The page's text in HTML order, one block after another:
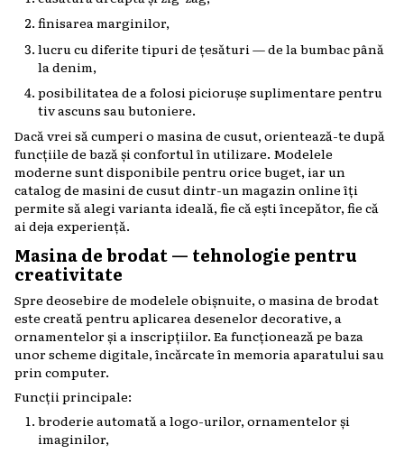
finisarea marginilor,
lucru cu diferite tipuri de țesături — de la bumbac până
la denim,
posibilitatea de a folosi piciorușe suplimentare pentru
tiv ascuns sau butoniere.
Dacă vrei să cumperi o masina de cusut, orientează-te după
funcțiile de bază și confortul în utilizare. Modelele
moderne sunt disponibile pentru orice buget, iar un
catalog de masini de cusut dintr-un magazin online îți
permite să alegi varianta ideală, fie că ești începător, fie că
ai deja experiență.
Masina de brodat — tehnologie pentru
creativitate
Spre deosebire de modelele obișnuite, o masina de brodat
este creată pentru aplicarea desenelor decorative, a
ornamentelor și a inscripțiilor. Ea funcționează pe baza
unor scheme digitale, încărcate în memoria aparatului sau
prin computer.
Funcții principale:
broderie automată a logo-urilor, ornamentelor și
imaginilor,